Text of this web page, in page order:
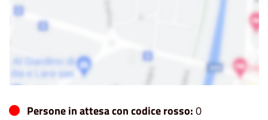
Persone in attesa con codice rosso:0